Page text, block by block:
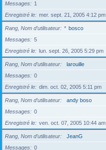
Messages
1
Enregistré le
mer. sept. 21, 2005 4:12 pm
Rang, Nom d’utilisateur * bosco
Messages
5
Enregistré le
lun. sept. 26, 2005 5:29 pm
Rang, Nom d’utilisateur
larouille
Messages
0
Enregistré le
dim. oct. 02, 2005 5:11 pm
Rang, Nom d’utilisateur
andy boso
Messages
0
Enregistré le
ven. oct. 07, 2005 10:44 am
Rang, Nom d’utilisateur
JeanG
Messages
0